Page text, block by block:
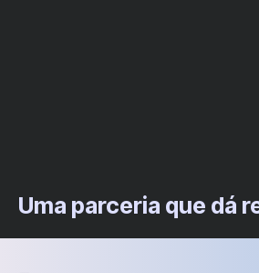
Uma parceria que dá